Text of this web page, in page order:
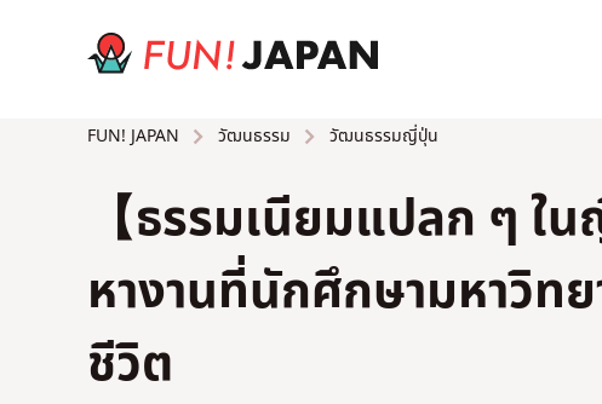
FUN! JAPAN วัฒนธรรม วัฒนธรรมญี่ปุ่น
【ธรรมเนียมแปลก ๆ
หางานที่นักศึกษามหาวิ
ชีวิต